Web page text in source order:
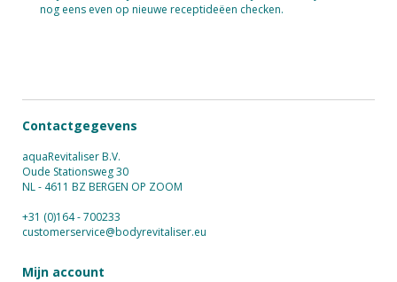
nog eens even op nieuwe receptideëen checken.
Contactgegevens
aquaRevitaliser B.V.
Oude Stationsweg 30
NL - 4611 BZ BERGEN OP ZOOM
+31 (0)164 - 700233
customerservice@bodyrevitaliser.eu
Mijn account